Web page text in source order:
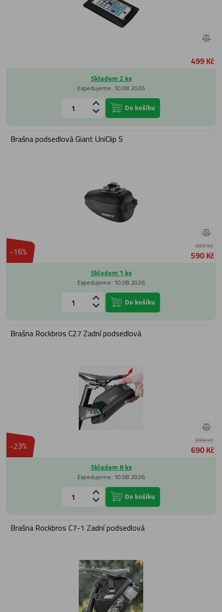
499 Kč
Skladem 2 ks
Expedujeme: 10.08.2026
Do košíku
Brašna podsedlová Giant UniClip S
-16% 699 Kč
590 Kč
Skladem 1 ks
Expedujeme: 10.08.2026
Do košíku
Brašna Rockbros C27 Zadní podsedlová
-23% 899 Kč
690 Kč
Skladem 8 ks
Expedujeme: 10.08.2026
Do košíku
Brašna Rockbros C7-1 Zadní podsedlová